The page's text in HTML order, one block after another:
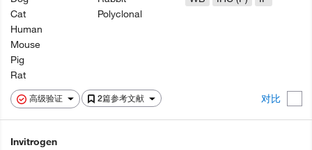
高级验证 2篇参考文献 对比
Cat
Human
Mouse
Pig
Rat
Polyclonal
Invitrogen